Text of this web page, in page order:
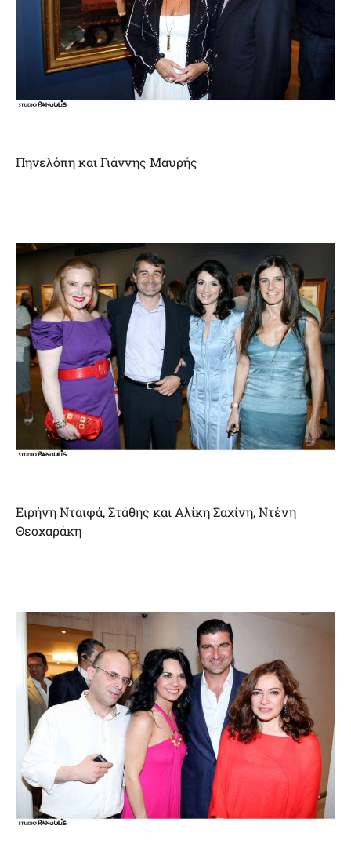
Πηνελόπη και Γιάννης Μαυρής
Ειρήνη Νταιφά, Στάθης και Αλίκη Σαχίνη, Ντένη
Θεοχαράκη